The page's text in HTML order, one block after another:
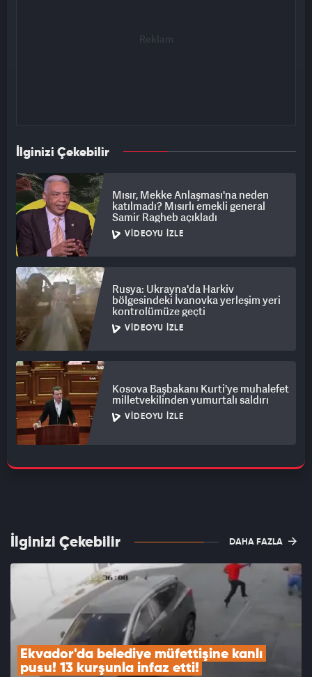
İlginizi Çekebilir
Mısır, Mekke Anlaşması'na neden
katılmadı? Mısırlı emekli general
Samir Ragheb açıkladı
VIDEOYU İZLE
Rusya: Ukrayna'da Harkiv
bölgesindeki İvanovka yerleşim yeri
kontrolümüze geçti
VIDEOYU İZLE
Kosova Başbakanı Kurti'ye muhalefet
milletvekilinden yumurtalı saldırı
VIDEOYU İZLE
İlginizi Çekebilir DAHA FAZLA
Ekvador'da belediye müfettişine kanlı
pusu! 13 kurşunla infaz etti!